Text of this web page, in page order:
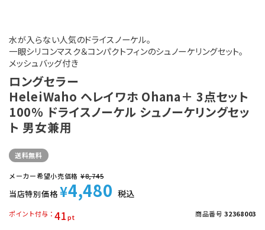
水が入らない人気のドライスノーケル。
一眼シリコンマスク＆コンパクトフィンのシュノーケリングセット。
メッシュバッグ付き
ロングセラー
HeleiWaho ヘレイワホ Ohana＋ 3点セット
100％ ドライスノーケル シュノーケリングセッ
ト 男女兼用
送料無料
メーカー希望小売価格 ¥8,745
当店特別価格 ¥4,480 税込
41
ポイント付与 商品番号 32368003